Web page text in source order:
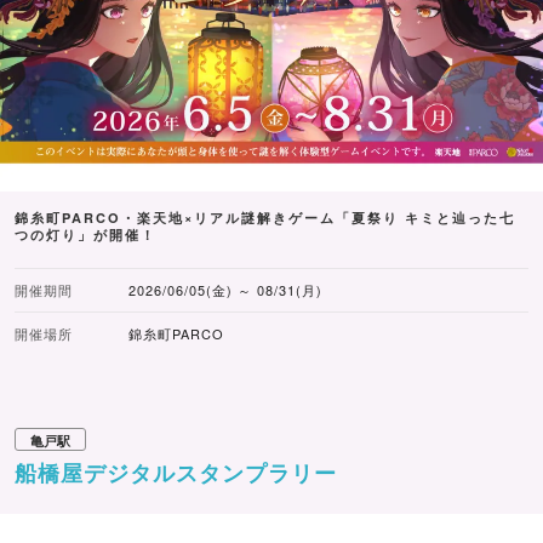
錦糸町PARCO・楽天地×リアル謎解きゲーム「夏祭り キミと辿った七
つの灯り」が開催！
開催期間 2026/06/05(金) ～ 08/31(月)
開催場所 錦糸町PARCO
亀戸駅
船橋屋デジタルスタンプラリー